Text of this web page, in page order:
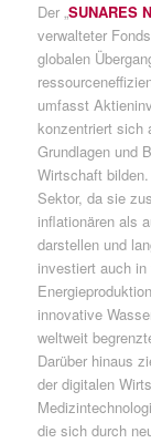
Der „SUNARES
verwalteter
globalen
umfasst
konzentriert sich
Grundlagen und
Wirtschaft
Sektor, da sie
inflationären als
darstellen und
investiert auch
innovative
weltweit
Darüber hinaus
der digitalen
die sich durch